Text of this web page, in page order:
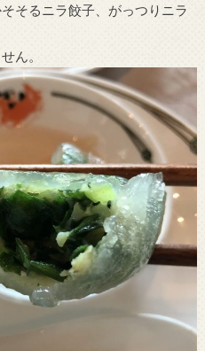
そるニラ餃子、がっつりニラ
ん。